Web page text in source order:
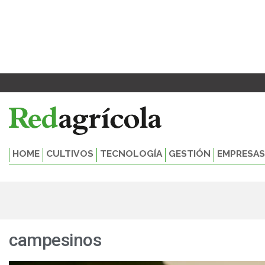
HOME CULTIVOS TECNOLOGÍA GESTIÓN EMPRESAS
campesinos